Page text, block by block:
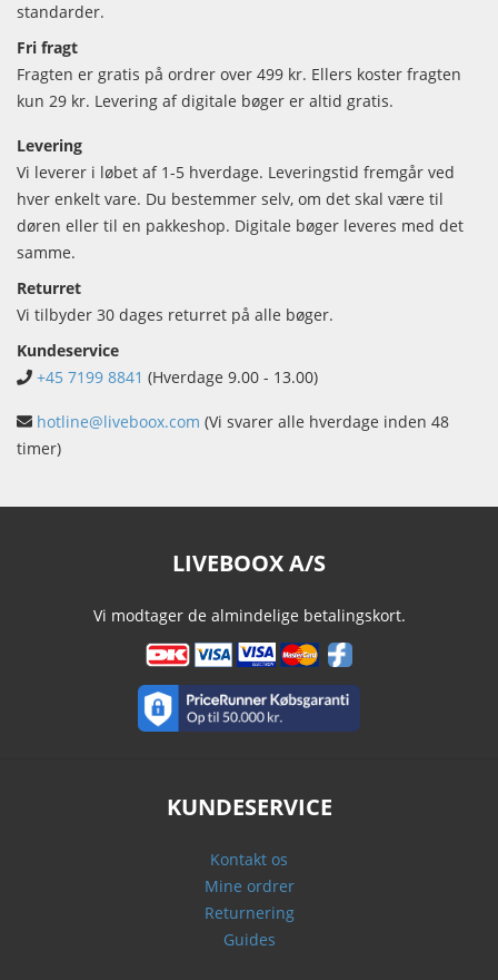
standarder.
Fri fragt
Fragten er gratis på ordrer over 499 kr. Ellers koster fragten
kun 29 kr. Levering af digitale bøger er altid gratis.
Levering
Vi leverer i løbet af 1-5 hverdage. Leveringstid fremgår ved
hver enkelt vare. Du bestemmer selv, om det skal være til
døren eller til en pakkeshop. Digitale bøger leveres med det
samme.
Returret
Vi tilbyder 30 dages returret på alle bøger.
Kundeservice
+45 7199 8841 (Hverdage 9.00 - 13.00)
hotline@liveboox.com (Vi svarer alle hverdage inden 48
timer)
LIVEBOOX A/S
Vi modtager de almindelige betalingskort.
KUNDESERVICE
Kontakt os
Mine ordrer
Returnering
Guides